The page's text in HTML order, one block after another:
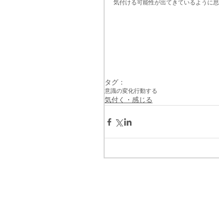
気付ける可能性が出てきているように思
タグ：
意識の変化行動する
気付く・感じる